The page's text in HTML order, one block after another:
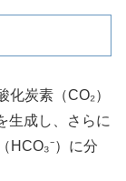
炭素（CO₂）
生成し、さらに
HCO₃⁻）に分